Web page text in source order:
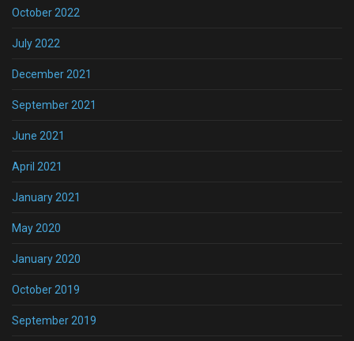
October 2022
July 2022
December 2021
September 2021
June 2021
April 2021
January 2021
May 2020
January 2020
October 2019
September 2019